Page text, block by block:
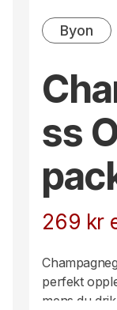
Byon
ss
269 kr
perfekt
mens du